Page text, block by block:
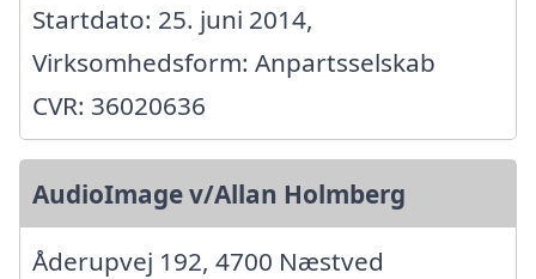
Startdato: 25. juni 2014,
Virksomhedsform: Anpartsselskab
CVR: 36020636
AudioImage v/Allan Holmberg
Åderupvej 192, 4700 Næstved